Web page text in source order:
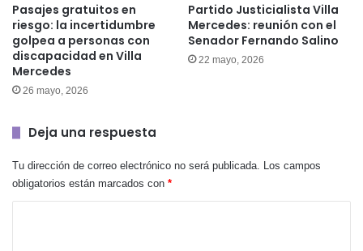
Pasajes gratuitos en
riesgo: la incertidumbre
golpea a personas con
discapacidad en Villa
Mercedes
26 mayo, 2026
Partido Justicialista Villa
Mercedes: reunión con el
Senador Fernando Salino
22 mayo, 2026
Deja una respuesta
Tu dirección de correo electrónico no será publicada. Los campos
obligatorios están marcados con *